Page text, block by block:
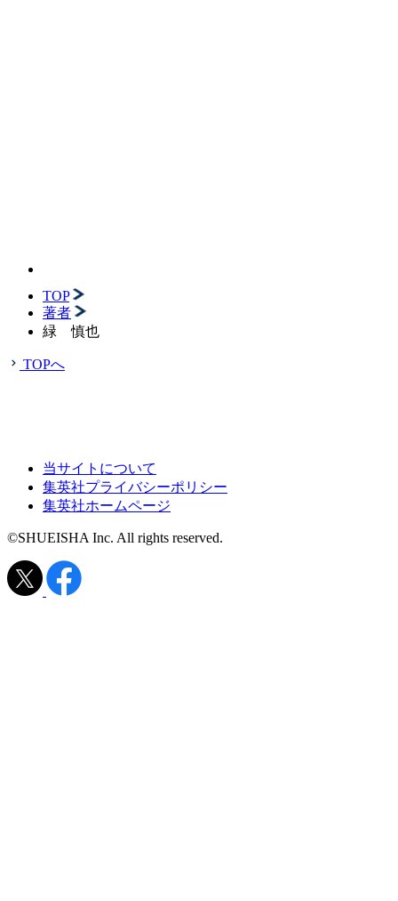
TOP
著者
緑 慎也
TOPへ
当サイトについて
集英社プライバシーポリシー
集英社ホームページ
©SHUEISHA Inc. All rights reserved.